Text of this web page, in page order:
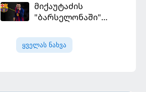
დამატებას გეგმავს
მიქაუტაძის
"ბარსელონაში"
უფრო რეალური
ხდება - რაზე ესაუბრა
ყველას ნახვა